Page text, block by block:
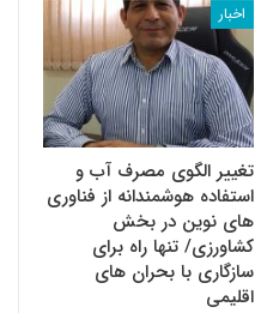
اخبار
تغییر الگوی مصرف آب و
استفاده هوشمندانه از فناوری
های نوین در بخش
کشاورزی/ تنها راه برای
سازگاری با بحران های
اقلیمی